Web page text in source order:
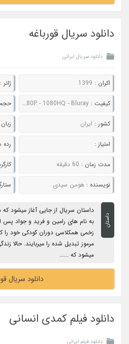
دانلود سریال قورباغه
دانلود سریال ایرانی
اکران : 1399
کیفیت :480P - 720P - 1080P - 1080HQ - Bluray
کشور : ایران
امتیاز :
مدت زمان : 60 دقیقه
نویسنده :هومن سیدی
داستان
به نام های رامین و فرید و جواد پس
زخمی همکلاسی دوران کودکی خود را
میشود که ......
دانلود سریال
دانلود فیلم کمدی انسانی
دانلود فیلم ایرانی